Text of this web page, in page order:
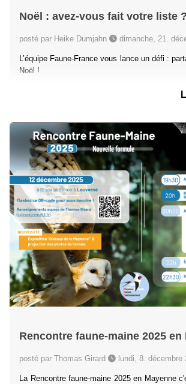
Noël : avez-vous fait votre liste ?
posté par Heike Dumjahn dimanche, 21.
L’équipe Faune-France vous lance un défi :
Noël !
Rencontre faune-maine 2025 en
posté par Thomas Girard lundi, 8. décembre
La Rencontre faune-maine 2025 en Mayenne